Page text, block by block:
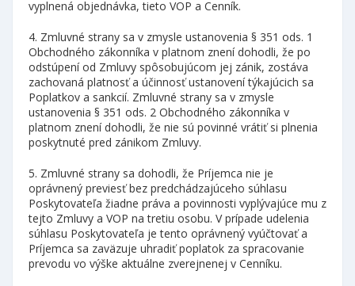
vyplnená objednávka, tieto VOP a Cenník.
4. Zmluvné strany sa v zmysle ustanovenia § 351 ods. 1
Obchodného zákonníka v platnom znení dohodli, že po
odstúpení od Zmluvy spôsobujúcom jej zánik, zostáva
zachovaná platnosť a účinnosť ustanovení týkajúcich sa
Poplatkov a sankcií. Zmluvné strany sa v zmysle
ustanovenia § 351 ods. 2 Obchodného zákonníka v
platnom znení dohodli, že nie sú povinné vrátiť si plnenia
poskytnuté pred zánikom Zmluvy.
5. Zmluvné strany sa dohodli, že Príjemca nie je
oprávnený previesť bez predchádzajúceho súhlasu
Poskytovateľa žiadne práva a povinnosti vyplývajúce mu z
tejto Zmluvy a VOP na tretiu osobu. V prípade udelenia
súhlasu Poskytovateľa je tento oprávnený vyúčtovať a
Príjemca sa zaväzuje uhradiť poplatok za spracovanie
prevodu vo výške aktuálne zverejnenej v Cenníku.